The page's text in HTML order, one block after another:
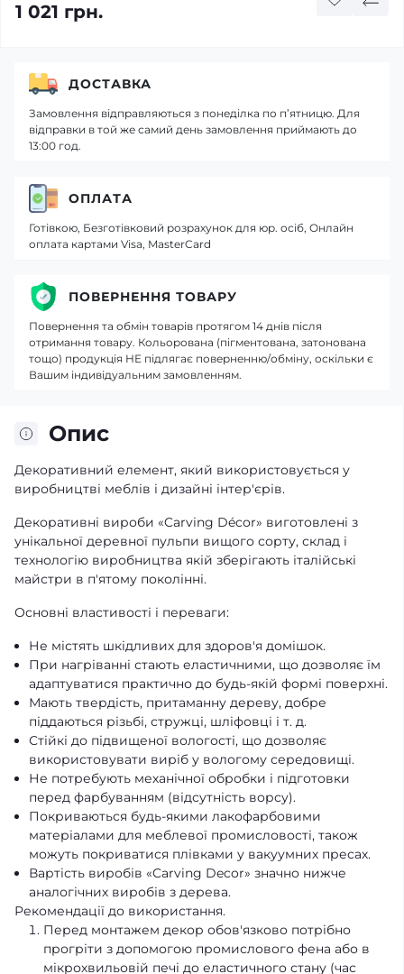
1 021 грн.
Опис
Декоративний елемент, який використовується у
виробництві меблів і дизайні інтер'єрів.
Декоративні вироби «Carving Décor» виготовлені з
унікальної деревної пульпи вищого сорту, склад і
технологію виробництва якій зберігають італійські
майстри в п'ятому поколінні.
Основні властивості і переваги:
Не містять шкідливих для здоров'я домішок.
При нагріванні стають еластичними, що дозволяє їм
адаптуватися практично до будь-якій формі поверхні.
Мають твердість, притаманну дереву, добре
піддаються різьбі, стружці, шліфовці і т. д.
Стійкі до підвищеної вологості, що дозволяє
використовувати виріб у вологому середовищі.
Не потребують механічної обробки і підготовки
перед фарбуванням (відсутність ворсу).
Покриваються будь-якими лакофарбовими
матеріалами для меблевої промисловості, також
можуть покриватися плівками у вакуумних пресах.
Вартість виробів «Carving Decor» значно нижче
аналогічних виробів з дерева.
Рекомендації до використання.
Перед монтажем декор обов'язково потрібно
прогріти з допомогою промислового фена або в
мікрохвильовій печі до еластичного стану (час
ДОСТАВКА
Замовлення відправляються з понеділка по п’ятницю. Для
відправки в той же самий день замовлення приймають до
13:00 год.
ОПЛАТА
Готівкою, Безготівковий розрахунок для юр. осіб, Онлайн
оплата картами Visa, MasterCard
ПОВЕРНЕННЯ ТОВАРУ
Повернення та обмін товарів протягом 14 днів після
отримання товару. Кольорована (пігментована, затонована
тощо) продукція НЕ підлягає поверненню/обміну, оскільки є
Вашим індивідуальним замовленням.